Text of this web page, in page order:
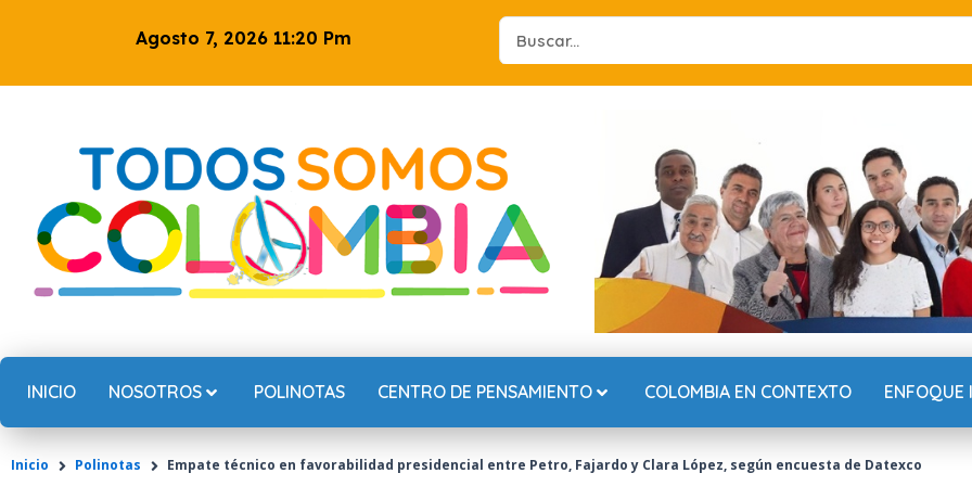
Agosto 7, 2026 11:20 Pm
Search
...
INICIO NOSOTROS POLINOTAS CENTRO DE PENSAMIENTO COLOMBIA EN CONTEXTO ENFOQUE
Inicio Polinotas Empate técnico en favorabilidad presidencial entre Petro, Fajardo y Clara López, según encuesta de Datexco